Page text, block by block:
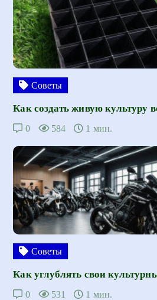
Советы
Как создать живую культуру
0 584 1 мин.
Советы
Как углублять свои
0 531 1 мин.